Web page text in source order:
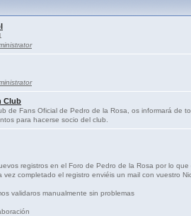
Club
de Fans Oficial de Pedro de la Rosa, os informará de
para hacerse socio del club.
registros en el Foro de Pedro de la Rosa por lo
vez completado el registro enviéis un mail con vuestro
validaros manualmente sin problemas